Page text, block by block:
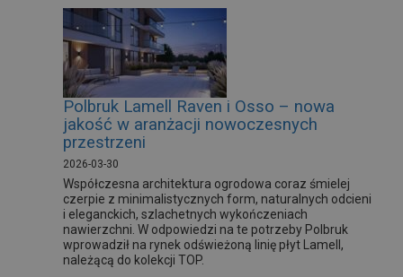
Polbruk Lamell Raven i Osso – nowa
jakość w aranżacji nowoczesnych
przestrzeni
2026-03-30
Współczesna architektura ogrodowa coraz śmielej
czerpie z minimalistycznych form, naturalnych odcieni
i eleganckich, szlachetnych wykończeniach
nawierzchni. W odpowiedzi na te potrzeby Polbruk
wprowadził na rynek odświeżoną linię płyt Lamell,
należącą do kolekcji TOP.